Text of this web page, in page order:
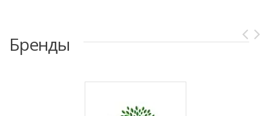
Бренды